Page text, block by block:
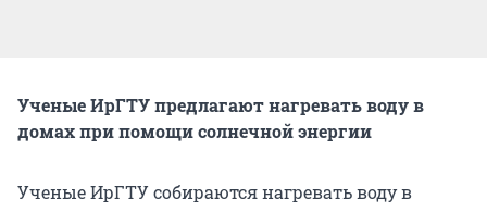
Ученые ИрГТУ предлагают нагревать воду в
домах при помощи солнечной энергии
Ученые ИрГТУ собираются нагревать воду в